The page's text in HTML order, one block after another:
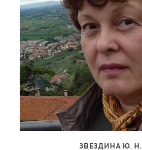
ЗВЕЗДИНА Ю. Н.